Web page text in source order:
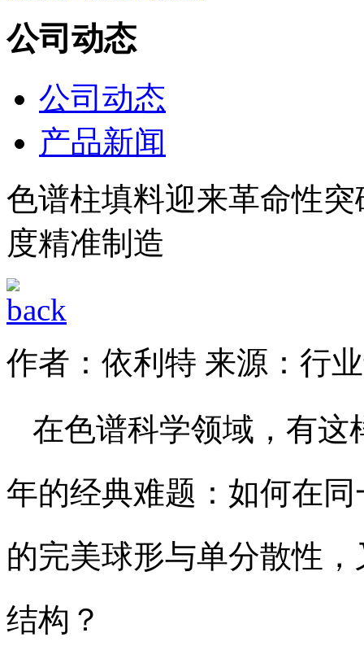
公司动态
公司动态
产品新闻
色谱柱填料迎来革命性
度精准制造
作者：依利特 来源：行
在色谱科学领域，有这
年的经典难题：如何在
的完美球形与单分散性
结构？